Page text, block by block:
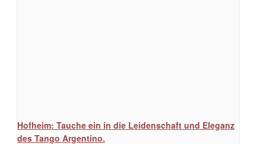
Hofheim: Tauche ein in die Leidenschaft und Eleganz
des Tango Argentino.